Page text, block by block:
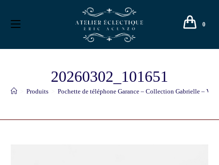
0
20260302_101651
Produits Pochette de téléphone Garance – Collection Gabrielle – Vert